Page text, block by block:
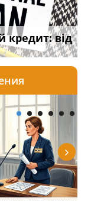
кредит: від